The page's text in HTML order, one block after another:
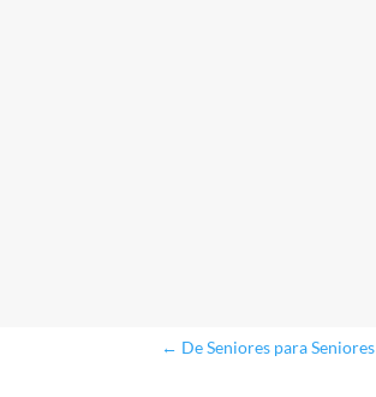
← De Seniores para Seniores